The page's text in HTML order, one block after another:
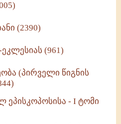
(2390)
(961)
(პირველი წიგნის
ეპისკოპოსისა - I ტომი